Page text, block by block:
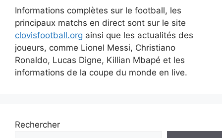
Informations complètes sur le football, les
principaux matchs en direct sont sur le site
clovisfootball.org ainsi que les actualités des
joueurs, comme Lionel Messi, Christiano
Ronaldo, Lucas Digne, Killian Mbapé et les
informations de la coupe du monde en live.
Rechercher